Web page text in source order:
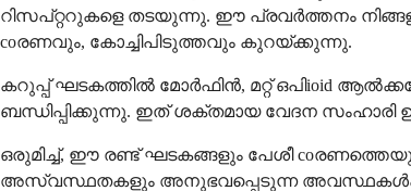
റിസപ്റ്ററുകളെ തടയുന്നു. ഈ പ്രവർത്തനം
coരണവും, കോച്ചിപിടുത്തവും കുറയ്ക്കുന്നു.
കറുപ്പ് ഘടകത്തിൽ മോർഫിൻ, മറ്റ് ഒപിioid
ബന്ധിപ്പിക്കുന്നു. ഇത് ശക്തമായ വേദന സംഹാരി
ഒരുമിച്ച്, ഈ രണ്ട് ഘടകങ്ങളും പേശീ
അസ്വസ്ഥതകളും അനുഭവപ്പെടുന്ന